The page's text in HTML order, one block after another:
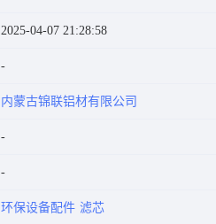
2025-04-07 21:28:58
内蒙古锦联铝材有限公司
环保设备配件 滤芯